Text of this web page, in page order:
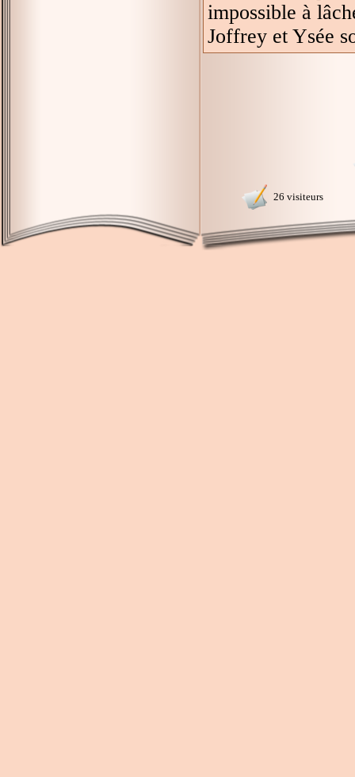
impossible à
Joffrey et Ysée
26 visiteurs